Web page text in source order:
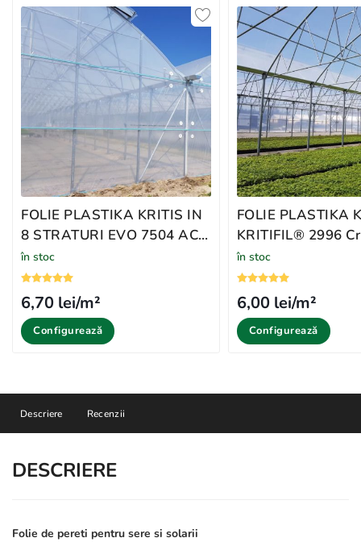
FOLIE PLASTIKA KRITIS IN
8 STRATURI EVO 7504 AC,
CRYSTAL CLEAR
în stoc
6,70 lei/m²
Configurează
FOLIE PLASTIKA
KRITIFIL®️ 2996
Clear
în stoc
6,00 lei/m²
Configurează
Descriere Recenzii
DESCRIERE
Folie de pereti pentru sere si solarii